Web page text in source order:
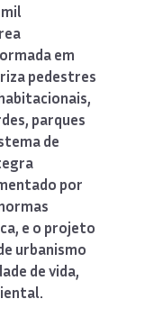
em
pedestres
parques
de
por
e o projeto
urbanismo
de vida,